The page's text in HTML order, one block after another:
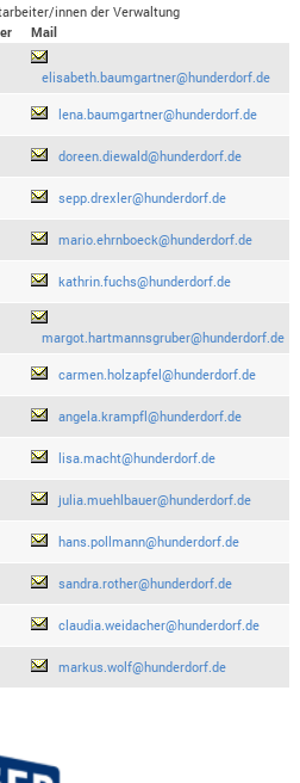
innen der Verwaltung
Mail
elisabeth.baumgartner@hunderdorf.de
lena.baumgartner@hunderdorf.de
doreen.diewald@hunderdorf.de
sepp.drexler@hunderdorf.de
mario.ehrnboeck@hunderdorf.de
kathrin.fuchs@hunderdorf.de
margot.hartmannsgruber@hunderdorf.de
carmen.holzapfel@hunderdorf.de
angela.krampfl@hunderdorf.de
lisa.macht@hunderdorf.de
julia.muehlbauer@hunderdorf.de
hans.pollmann@hunderdorf.de
sandra.rother@hunderdorf.de
claudia.weidacher@hunderdorf.de
markus.wolf@hunderdorf.de